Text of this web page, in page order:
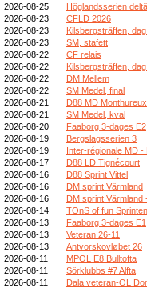
2026-08-25
Höglandsserien
2026-08-23
CFLD 2026
2026-08-23
Kilsbergsträffen,
2026-08-23
SM, stafett
2026-08-22
CF relais
2026-08-22
Kilsbergsträffen,
2026-08-22
DM Mellem
2026-08-22
SM Medel, final
2026-08-21
D88 MD
2026-08-21
SM Medel, kval
2026-08-20
Faaborg 3-dages E2
2026-08-19
Bergslagsserien 3
2026-08-19
Inter-régionale MD -
2026-08-17
D88 LD Tignécourt
2026-08-16
D88 Sprint Vittel
2026-08-16
DM sprint Värmland
2026-08-16
DM sprint Värmland
2026-08-14
TOnS of fun
2026-08-13
Faaborg 3-dages E1
2026-08-13
Veteran 26-11
2026-08-13
Antvorskovløbet 26
2026-08-11
MPOL E8 Bulltofta
2026-08-11
Sörklubbs #7 Alfta
2026-08-11
Dala veteran-OL